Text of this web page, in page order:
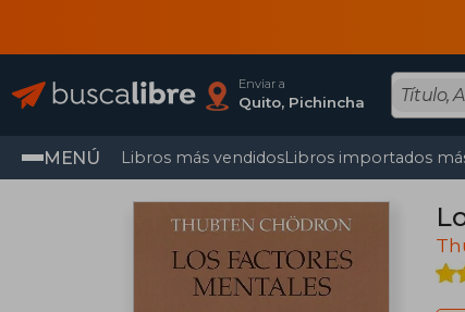
Enviar a
Quito, Pichincha
MENÚ Libros más vendidosLibros importados